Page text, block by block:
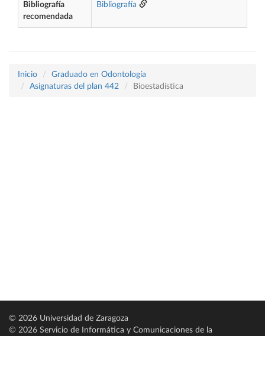
Bibliografía
recomendada
Bibliografía
Inicio
Graduado en Odontología
Asignaturas del plan 442
Bioestadística
© 2026 Universidad de Zaragoza
© 2026 Servicio de Informática y Comunicaciones de la